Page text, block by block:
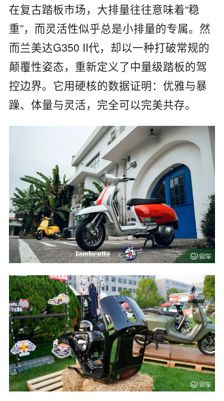
在复古踏板市场，大排量往往意味着“稳
重”，而灵活性似乎总是小排量的专属。然
而兰美达G350 II代，却以一种打破常规的
颠覆性姿态，重新定义了中量级踏板的驾
控边界。它用硬核的数据证明：优雅与暴
躁、体量与灵活，完全可以完美共存。